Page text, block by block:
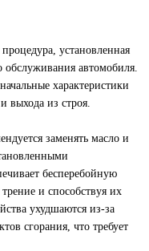
установленная
обслуживания автомобиля.
характеристики
выхода из строя.
заменять масло и
бесперебойную
и способствуя их
ухудшаются из-за
сгорания, что требует